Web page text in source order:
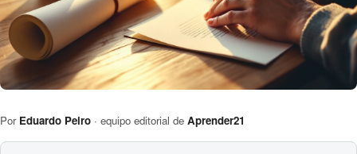
Por Eduardo Peiro · equipo editorial de Aprender21